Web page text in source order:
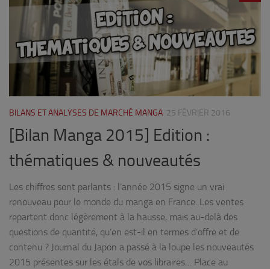
BILANS ET ANALYSES DE MARCHÉ MANGA 25 FÉVRIER 2016
[Bilan Manga 2015] Edition :
thématiques & nouveautés
Les chiffres sont parlants : l’année 2015 signe un vrai
renouveau pour le monde du manga en France. Les ventes
repartent donc légèrement à la hausse, mais au-delà des
questions de quantité, qu’en est-il en termes d’offre et de
contenu ? Journal du Japon a passé à la loupe les nouveautés
2015 présentes sur les étals de vos libraires… Place au